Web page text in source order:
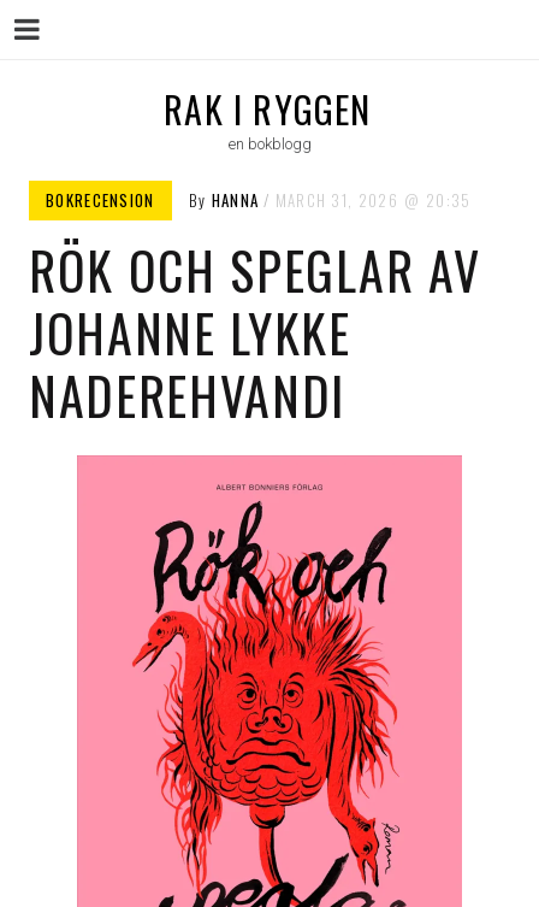
RAK I RYGGEN
en bokblogg
BOKRECENSION By HANNA MARCH 31, 2026 20:35
RÖK OCH SPEGLAR AV
JOHANNE LYKKE
NADEREHVANDI
Menu